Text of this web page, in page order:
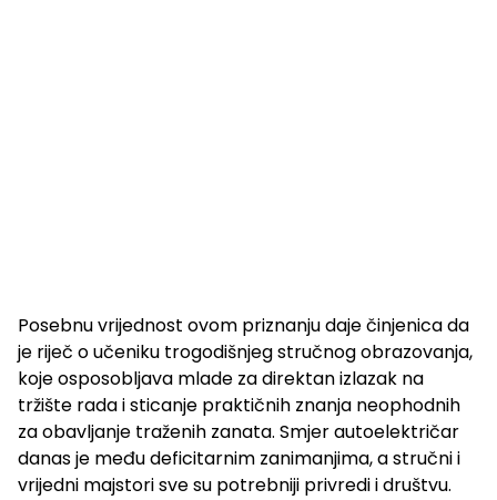
Posebnu vrijednost ovom priznanju daje činjenica da
je riječ o učeniku trogodišnjeg stručnog obrazovanja,
koje osposobljava mlade za direktan izlazak na
tržište rada i sticanje praktičnih znanja neophodnih
za obavljanje traženih zanata. Smjer autoelektričar
danas je među deficitarnim zanimanjima, a stručni i
vrijedni majstori sve su potrebniji privredi i društvu.